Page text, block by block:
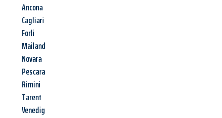
Ancona
Cagliari
Forli
Mailand
Novara
Pescara
Rimini
Tarent
Venedig